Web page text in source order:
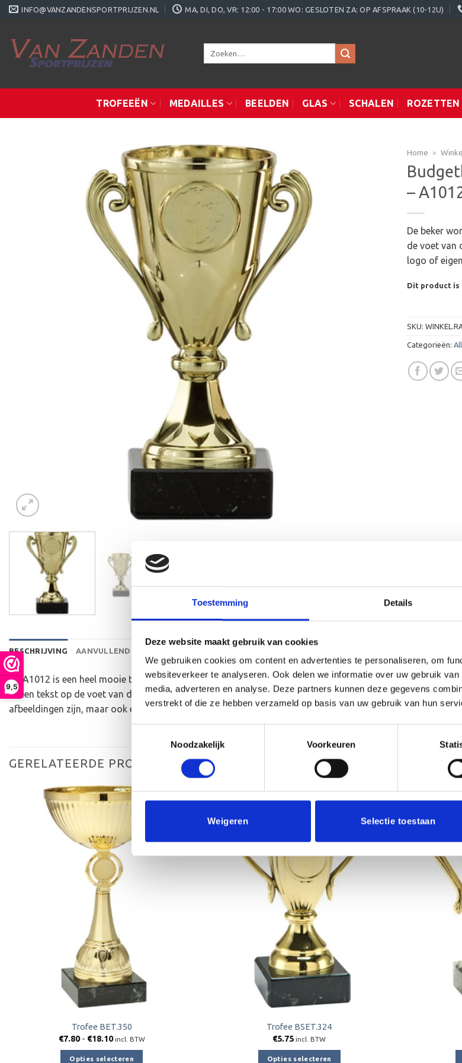
9,5
Toestemming Details
Deze website maakt gebruik van cookies
We gebruiken cookies om content en advertenties te personaliseren, om
websiteverkeer te analyseren. Ook delen we informatie over uw gebruik
media, adverteren en analyse. Deze partners kunnen deze gegevens
verstrekt of die ze hebben verzameld op basis van uw gebruik van hun
Noodzakelijk
Voorkeuren
Weigeren Selectie toestaan
Ga
INFO@VANZANDENSPORTPRIJZEN.NL MA, DI, DO, VR: 12:00 - 17:00 WO: GESLOTEN ZA: OP AFSPRAAK (10-12U)
Zoeken
TROFEEËN MEDAILLES BEELDEN GLAS SCHALEN ROZETTEN
Home »
–
De beker
de voet van
logo of
Dit product is
SKU:
Categorieën:
BESCHRIJVING AANVULLENDE INFORMATIE
De A1012 is een heel mooie trofee die zeer geschikt is voor ieder (sport)toernooi, businessevenement of
er een tekst op de voet van de beker aan te brengen. Op de beker zelf kunnen we een door jou gekozen
afbeeldingen zijn, maar ook een eigen logo of afbeelding. Deze kun je uploaden via het menu
GERELATEERDE PRODUCTEN
verlanglijst
Trofee BET.350
€7.80 - €18.10Prijsklasse:
tot
incl. BTW
Opties selecteren
verlanglijst
Trofee BSET.324
€5.75 incl. BTW
Opties selecteren